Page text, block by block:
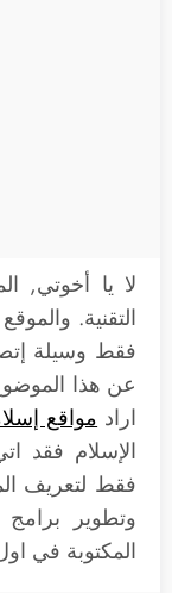
لا يا أخوتي,
التقنية.
فقط وسيلة
عن هذا
ارادمواقع
الإسلام فقد
فقط لتعريف
وتطوير
المكتوبة في